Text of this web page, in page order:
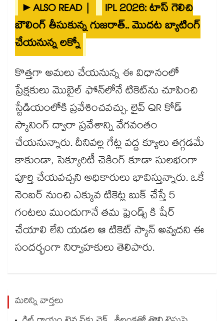
►ALSO READ |
IPL 2026: టాస్ గెలిచి
బౌలింగ్ తీసుకున్న గుజరాత్.. మొదట బ్యాటింగ్
చేయనున్న లక్నో
కొత్తగా అమలు చేయనున్న ఈ విధానంలో
ప్రేక్షకులు మొబైల్ ఫోన్‌లోనే టికెట్‌ను చూపించి
స్టేడియంలోకి ప్రవేశించవచ్చు. లైవ్ QR కోడ్
స్కానింగ్ ద్వారా ప్రవేశాన్ని వేగవంతం
చేయనున్నారు. దీనివల్ల గేట్ల వద్ద క్యూలు తగ్గడమే
కాకుండా, సెక్యూరిటీ చెకింగ్ కూడా సులభంగా
పూర్తి చేయవచ్చని అధికారులు భావిస్తున్నారు. ఒకే
నెంబర్ నుంచి ఎక్కువ టికెట్ల బుక్ చేస్తే 5
గంటలు ముందుగానే తమ ఫ్రెండ్స్ కి షేర్
చేయాలి లేని యడల ఆ టికెట్ స్కాన్ అవ్వదని ఈ
సందర్భంగా నిర్వాహకులు తెలిపారు.
మరిన్ని వార్తలు